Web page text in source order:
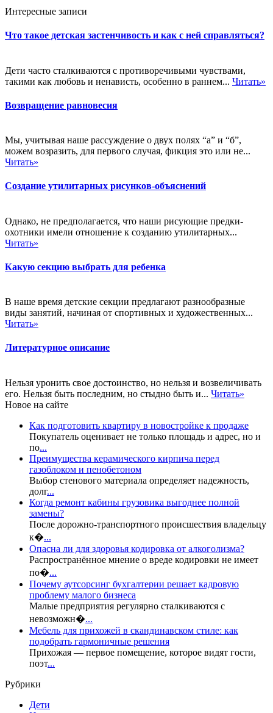
Интересные записи
Что такое детская застенчивость и как с ней справляться?
Дети часто сталкиваются с противоречивыми чувствами,
такими как любовь и ненависть, особенно в раннем... Читать»
Возвращение равновесия
Мы, учитывая наше рассуждение о двух полях “а” и “б”,
можем возразить, для первого случая, фикция это или не...
Читать»
Создание утилитарных рисунков-объяснений
Однако, не предполагается, что наши рисующие предки-
охотники имели отношение к созданию утилитарных...
Читать»
Какую секцию выбрать для ребенка
В наше время детские секции предлагают разнообразные
виды занятий, начиная от спортивных и художественных...
Читать»
Литературное описание
Нельзя уронить свое достоинство, но нельзя и возвеличивать
его. Нельзя быть последним, но стыдно быть и... Читать»
Новое на сайте
Как подготовить квартиру в новостройке к продаже
Покупатель оценивает не только площадь и адрес, но и
по...
Преимущества керамического кирпича перед
газоблоком и пенобетоном
Выбор стенового материала определяет надежность,
долг...
Когда ремонт кабины грузовика выгоднее полной
замены?
После дорожно-транспортного происшествия владельцу
к�...
Опасна ли для здоровья кодировка от алкоголизма?
Распространённое мнение о вреде кодировки не имеет
по�...
Почему аутсорсинг бухгалтерии решает кадровую
проблему малого бизнеса
Малые предприятия регулярно сталкиваются с
невозможн�...
Мебель для прихожей в скандинавском стиле: как
подобрать гармоничные решения
Прихожая — первое помещение, которое видят гости,
поэт...
Рубрики
Дети